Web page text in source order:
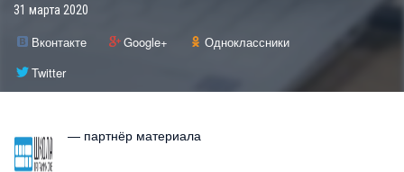
31 марта 2020
Вконтакте Google+
Одноклассники
Twitter
— партнёр материала